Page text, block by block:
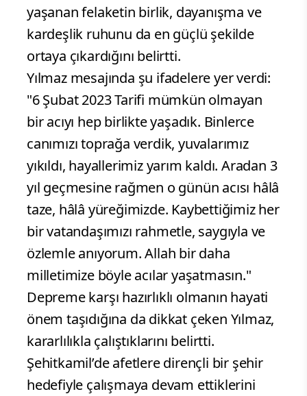
yaşanan felaketin birlik, dayanışma ve
kardeşlik ruhunu da en güçlü şekilde
ortaya çıkardığını belirtti.
Yılmaz mesajında şu ifadelere yer verdi:
"6 Şubat 2023 Tarifi mümkün olmayan
bir acıyı hep birlikte yaşadık. Binlerce
canımızı toprağa verdik, yuvalarımız
yıkıldı, hayallerimiz yarım kaldı. Aradan 3
yıl geçmesine rağmen o günün acısı hâlâ
taze, hâlâ yüreğimizde. Kaybettiğimiz her
bir vatandaşımızı rahmetle, saygıyla ve
özlemle anıyorum. Allah bir daha
milletimize böyle acılar yaşatmasın."
Depreme karşı hazırlıklı olmanın hayati
önem taşıdığına da dikkat çeken Yılmaz,
kararlılıkla çalıştıklarını belirtti.
Şehitkamil’de afetlere dirençli bir şehir
hedefiyle çalışmaya devam ettiklerini